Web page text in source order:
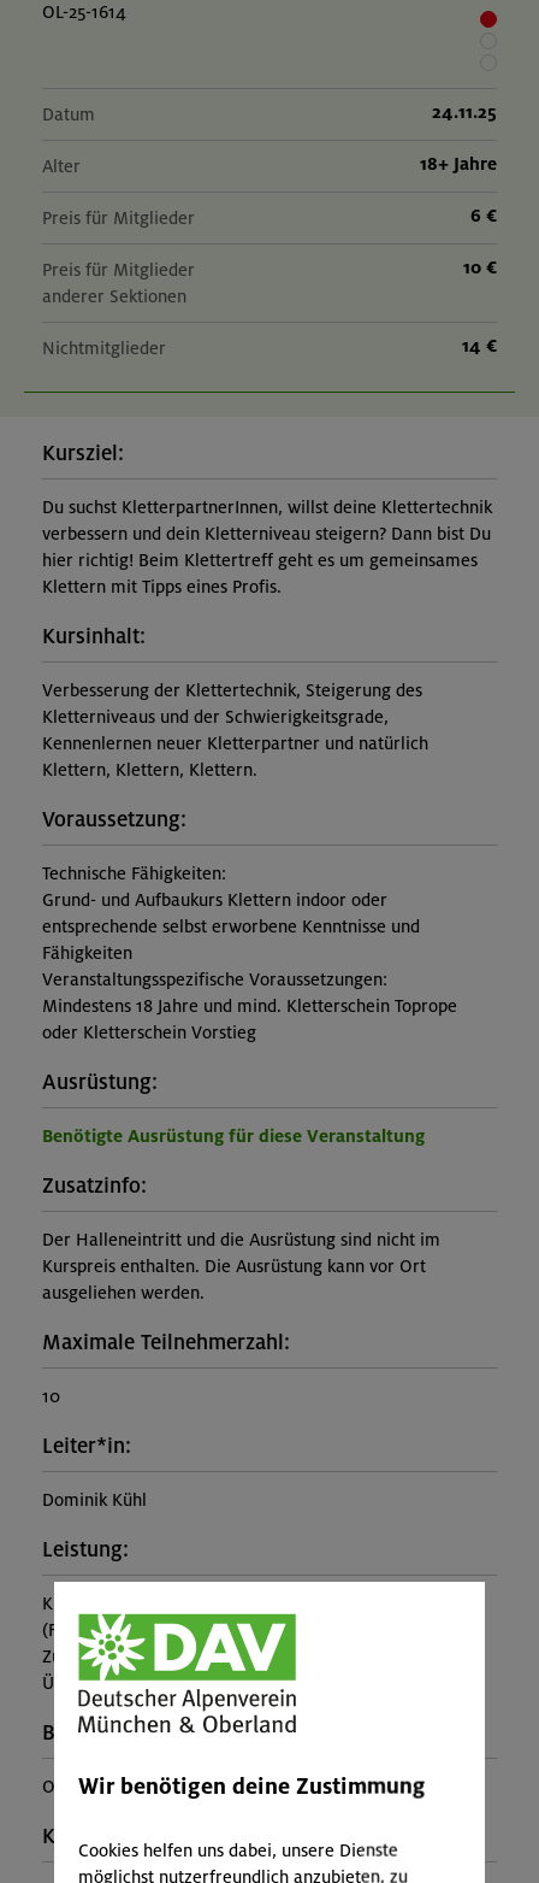
OL-25-1614
Datum 24.11.25
Alter 18+ Jahre
Preis für Mitglieder 6 €
Preis für Mitglieder
anderer Sektionen
10 €
Nichtmitglieder 14 €
Kursziel:
Du suchst KletterpartnerInnen, willst deine Klettertechnik
verbessern und dein Kletterniveau steigern? Dann bist Du
hier richtig! Beim Klettertreff geht es um gemeinsames
Klettern mit Tipps eines Profis.
Kursinhalt:
Verbesserung der Klettertechnik, Steigerung des
Kletterniveaus und der Schwierigkeitsgrade,
Kennenlernen neuer Kletterpartner und natürlich
Klettern, Klettern, Klettern.
Voraussetzung:
Technische Fähigkeiten:
Grund- und Aufbaukurs Klettern indoor oder
entsprechende selbst erworbene Kenntnisse und
Fähigkeiten
Veranstaltungsspezifische Voraussetzungen:
Mindestens 18 Jahre und mind. Kletterschein Toprope
oder Kletterschein Vorstieg
Ausrüstung:
Benötigte Ausrüstung für diese Veranstaltung
Zusatzinfo:
Der Halleneintritt und die Ausrüstung sind nicht im
Kurspreis enthalten. Die Ausrüstung kann vor Ort
ausgeliehen werden.
Maximale Teilnehmerzahl:
10
Leiter*in:
Dominik Kühl
Leistung:
Kursbetreuung
(Falls nicht in den Leistungen inbegriffen, fallen
Zusatzkosten für z.B. An- und Abreise, Verpflegung,
Übernachtung oder Skipass an.)
Buchungscode:
OL-25-1614
Kontakt Veranstalter:
Wir benötigen deine Zustimmung
Cookies helfen uns dabei, unsere Dienste
möglichst nutzerfreundlich anzubieten, zu